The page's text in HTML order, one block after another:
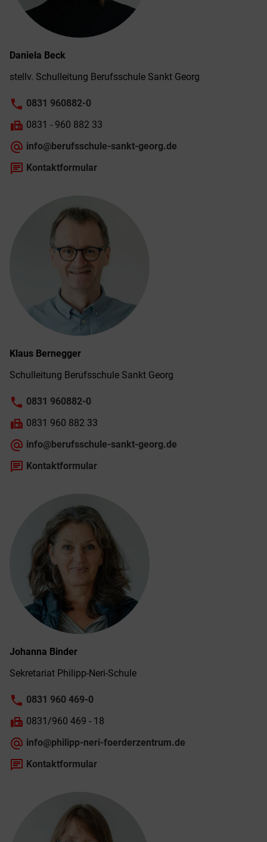
Daniela Beck
stellv. Schul­leitung Berufs­schule Sankt Georg
phone 0831 960882-0
fax 0831 - 960 882 33
alternate_email info@berufsschule-sankt-georg.de
chat Kontaktformular
Klaus Bernegger
Schulleitung Berufsschule Sankt Georg
phone 0831 960882-0
fax 0831 960 882 33
alternate_email info@berufsschule-sankt-georg.de
chat Kontaktformular
Johanna Binder
Sekretariat Philipp-Neri-Schule
phone 0831 960 469-0
fax 0831/960 469 - 18
alternate_email info@philipp-neri-foerderzentrum.de
chat Kontaktformular